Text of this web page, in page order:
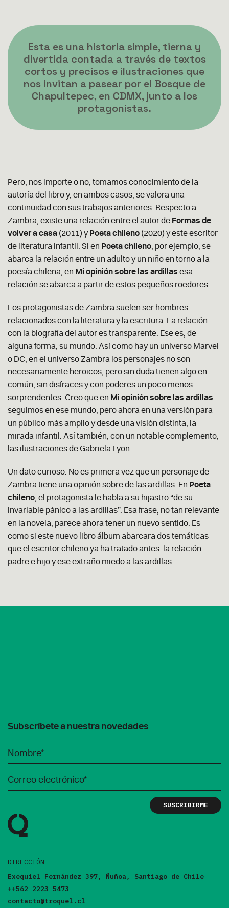
Esta es una historia simple, tierna y
divertida contada a través de textos
cortos y precisos e ilustraciones que
nos invitan a pasear por el Bosque de
Chapultepec, en CDMX, junto a los
protagonistas.
Pero, nos importe o no, tomamos conocimiento de la
autoría del libro y, en ambos casos, se valora una
continuidad con sus trabajos anteriores. Respecto a
Zambra, existe una relación entre el autor de Formas de
volver a casa (2011) yPoeta chileno (2020) y este escritor
de literatura infantil. Si en Poeta chileno , por ejemplo, se
abarca la relación entre un adulto y un niño en torno a la
poesía chilena, en Mi opinión sobre las ardillas esa
relación se abarca a partir de estos pequeños roedores.
Los protagonistas de Zambra suelen ser hombres
relacionados con la literatura y la escritura. La relación
con la biografía del autor es transparente. Ese es, de
alguna forma, su mundo. Así como hay un universo Marvel
o DC, en el universo Zambra los personajes no son
necesariamente heroicos, pero sin duda tienen algo en
común, sin disfraces y con poderes un poco menos
sorprendentes. Creo que en Mi opinión sobre las ardillas
seguimos en ese mundo, pero ahora en una versión para
un público más amplio y desde una visión distinta, la
mirada infantil. Así también, con un notable complemento,
las ilustraciones de Gabriela Lyon.
Un dato curioso. No es primera vez que un personaje de
Zambra tiene una opinión sobre de las ardillas. En Poeta
chileno , el protagonista le habla a su hijastro “de su
invariable pánico a las ardillas”. Esa frase, no tan relevante
en la novela, parece ahora tener un nuevo sentido. Es
como si este nuevo libro álbum abarcara dos temáticas
que el escritor chileno ya ha tratado antes: la relación
padre e hijo y ese extraño miedo a las ardillas.
Subscríbete a nuestra novedades
DIRECCIÓN
Exequiel Fernández 397, Ñuñoa, Santiago de Chile
++562 2223 5473
contacto@troquel.cl